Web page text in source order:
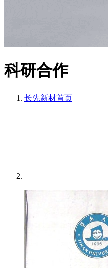
科研合作
长先新材首页